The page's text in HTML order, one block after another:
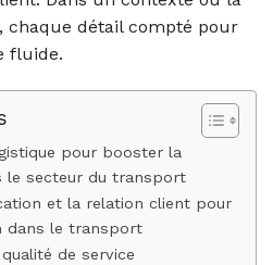
chaque détail compté pour
fluide.
pour booster la
le secteur du transport
et la relation client pour
dans le transport
de service